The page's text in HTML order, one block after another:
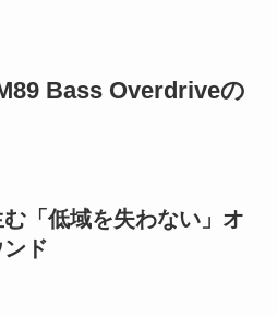
Bass Overdriveの
「低域を失わない」オ
ド